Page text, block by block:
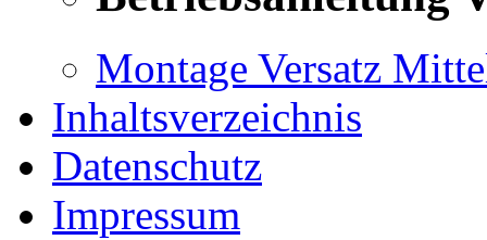
Montage Versatz
Inhaltsverzeichnis
Datenschutz
Impressum